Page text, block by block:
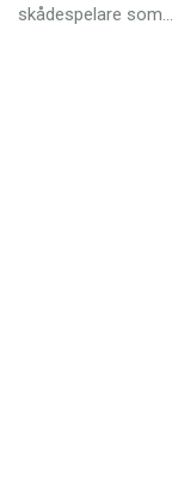
Annonsera
skådespelare som…